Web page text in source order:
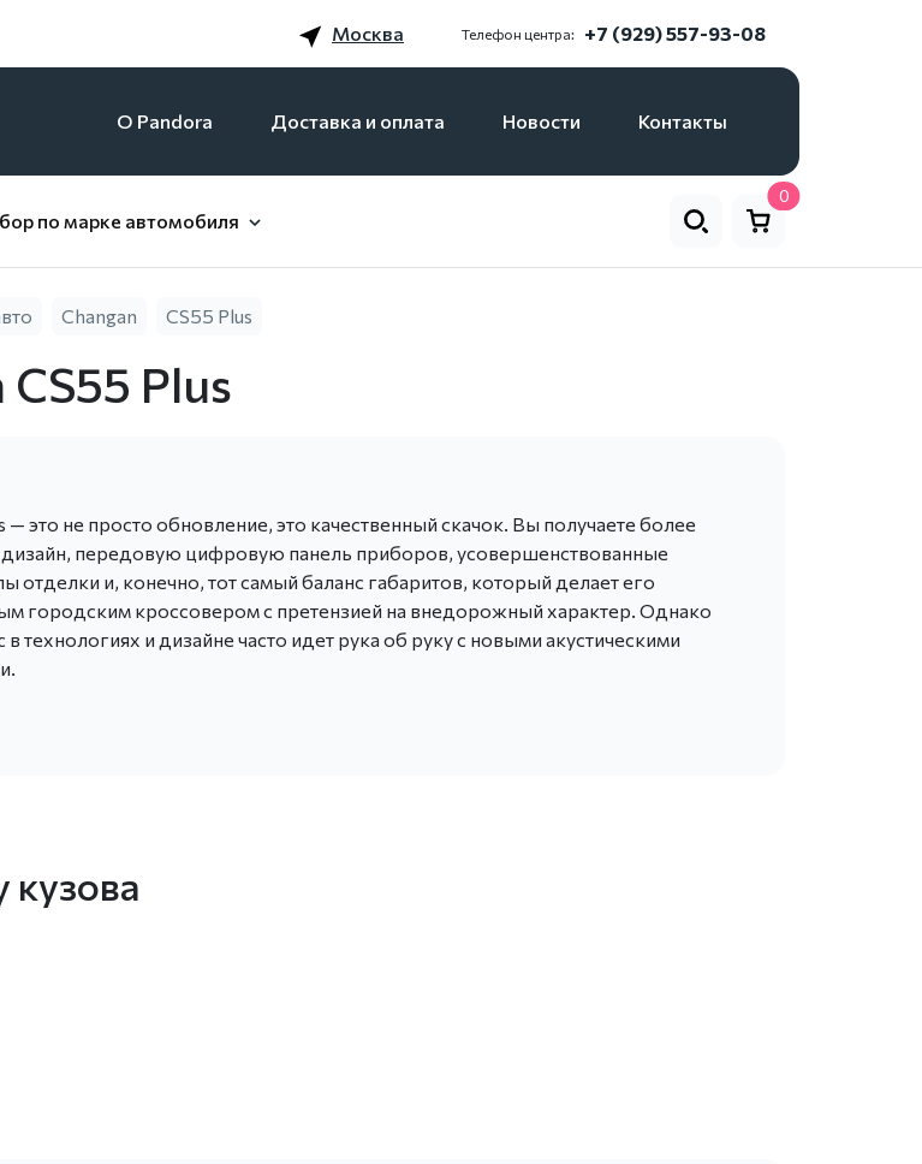
Москва Телефон центра: +7 (929) 557-93-08
O Pandora Доставка и оплата Новости Контакты
по марке автомобиля
0
Changan CS55 Plus
Plus
— это не просто обновление, это качественный скачок. Вы получаете более
передовую цифровую панель приборов, усовершенствованные
отделки и, конечно, тот самый баланс габаритов, который делает его
городским кроссовером с претензией на внедорожный характер. Однако
в технологиях и дизайне часто идет рука об руку с новыми акустическими